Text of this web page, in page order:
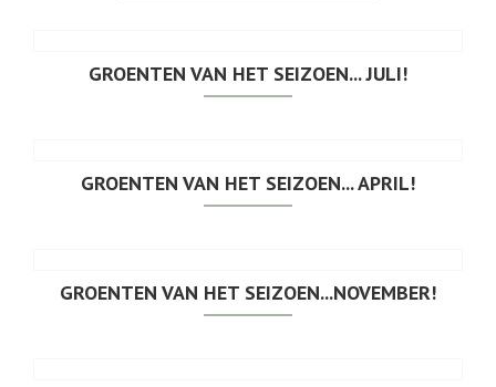
GROENTEN VAN HET SEIZOEN... JULI!
GROENTEN VAN HET SEIZOEN... APRIL!
GROENTEN VAN HET SEIZOEN...NOVEMBER!